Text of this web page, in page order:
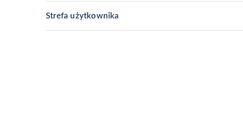
Strefa użytkownika